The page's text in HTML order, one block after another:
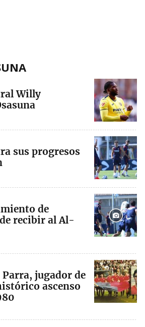
Willy
sus progresos
de
recibir al Al-
jugador de
ascenso